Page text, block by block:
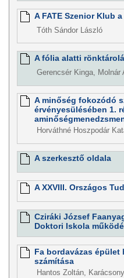
A FATE Szenior Klub
Tóth Sándor László
A fólia alatti
Gerencsér Kinga, Molnár
A minőség fokozódó
érvényesülésében 1.
Horváthné Hoszpodár
A szerkesztő oldala
A XXVIII. Országos
Cziráki József
Doktori Iskola
Fa bordavázas
számítása
Hantos Zoltán,